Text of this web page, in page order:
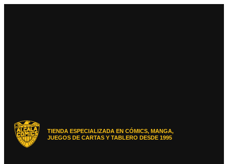
TIENDA ESPECIALIZADA EN CÓMICS, MANGA,
JUEGOS DE CARTAS Y TABLERO DESDE 1995